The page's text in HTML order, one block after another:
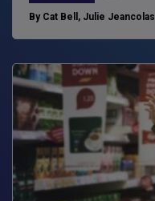
By Cat Bell , Julie Jeancolas